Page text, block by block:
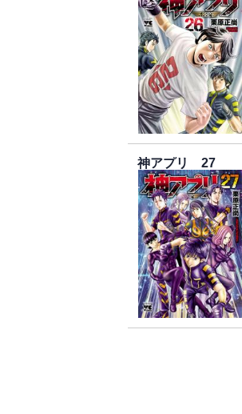
神アプリ 27